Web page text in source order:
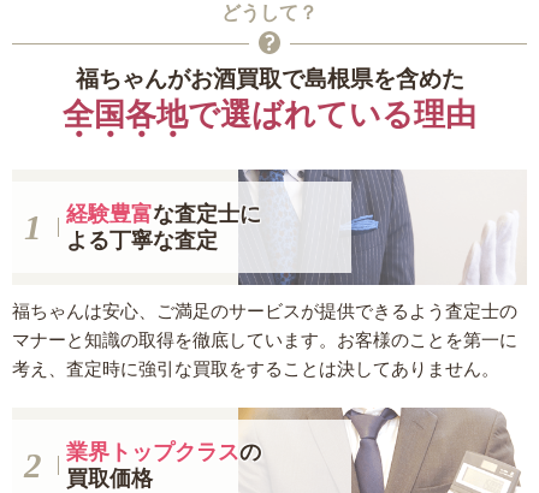
どうして？
福ちゃんがお酒買取で島根県を含めた
全国各地で選ばれている理由
経験豊富な査定士に
よる丁寧な査定
福ちゃんは安心、ご満足のサービスが提供できるよう査定士の
マナーと知識の取得を徹底しています。お客様のことを第一に
考え、査定時に強引な買取をすることは決してありません。
業界トップクラスの
買取価格